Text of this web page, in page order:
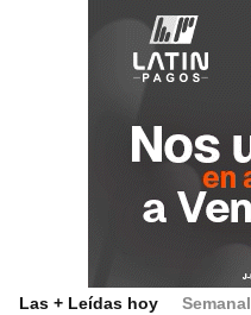
Las + Leídas hoy Semanal